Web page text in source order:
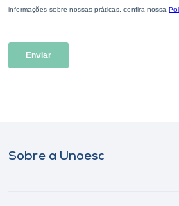
Sobre a Unoesc